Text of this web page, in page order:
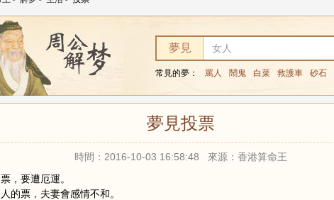
夢見
常見的夢： 罵人 鬧鬼 白菜 救護車 砂石
夢見投票
時間：2016-10-03 16:58:48 來源：香港算命王
，要遭厄運。
的票，夫妻會感情不和。